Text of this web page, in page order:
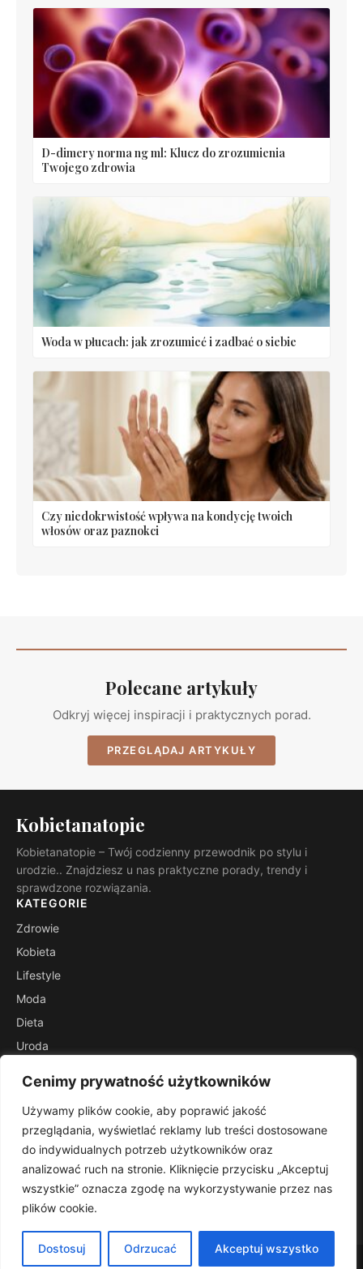
Cenimy prywatność użytkowników
Używamy plików cookie, aby poprawić jakość
przeglądania, wyświetlać reklamy lub treści dostosowane
do indywidualnych potrzeb użytkowników oraz
analizować ruch na stronie. Kliknięcie przycisku „Akceptuj
wszystkie” oznacza zgodę na wykorzystywanie przez nas
plików cookie.
Dostosuj Odrzucać Akceptuj wszystko
D-dimery norma ng ml: Klucz do zrozumienia
Twojego zdrowia
Woda w płucach: jak zrozumieć i zadbać o siebie
Czy niedokrwistość wpływa na kondycję twoich
włosów oraz paznokci
Polecane artykuły
Odkryj więcej inspiracji i praktycznych porad.
PRZEGLĄDAJ ARTYKUŁY
Kobietanatopie
Kobietanatopie – Twój codzienny przewodnik po stylu i
urodzie.. Znajdziesz u nas praktyczne porady, trendy i
sprawdzone rozwiązania.
KATEGORIE
Zdrowie
Kobieta
Lifestyle
Moda
Dieta
Uroda
INFORMACJE
Kontakt
Mapa witryny
Polityka prywatności
RSS
© 2026 Kobietanatopie. Wszelkie prawa zastrzeżone.